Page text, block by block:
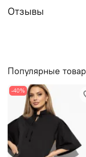
Отзывы
Популярные
-40%